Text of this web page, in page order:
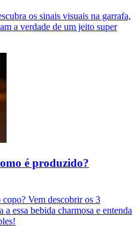
os sinais visuais na garrafa,
a verdade de um jeito super
é produzido?
Vem descobrir os 3
essa bebida charmosa e entenda